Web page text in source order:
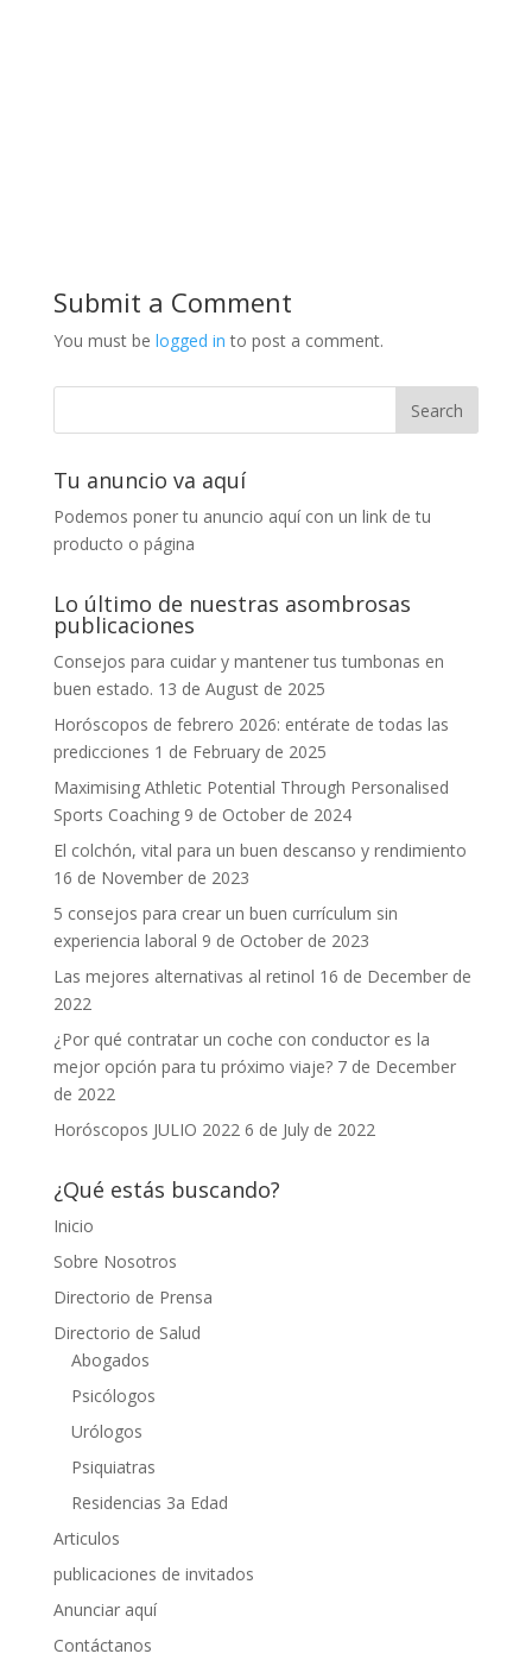
Submit a Comment
You must be logged in to post a comment.
Tu anuncio va aquí
Podemos poner tu anuncio aquí con un link de tu
producto o página
Lo último de nuestras asombrosas
publicaciones
Consejos para cuidar y mantener tus tumbonas en
buen estado. 13 de August de 2025
Horóscopos de febrero 2026: entérate de todas las
predicciones 1 de February de 2025
Maximising Athletic Potential Through Personalised
Sports Coaching 9 de October de 2024
El colchón, vital para un buen descanso y rendimiento
16 de November de 2023
5 consejos para crear un buen currículum sin
experiencia laboral 9 de October de 2023
Las mejores alternativas al retinol 16 de December de
2022
¿Por qué contratar un coche con conductor es la
mejor opción para tu próximo viaje? 7 de December
de 2022
Horóscopos JULIO 2022 6 de July de 2022
¿Qué estás buscando?
Inicio
Sobre Nosotros
Directorio de Prensa
Directorio de Salud
Abogados
Psicólogos
Urólogos
Psiquiatras
Residencias 3a Edad
Articulos
publicaciones de invitados
Anunciar aquí
Contáctanos